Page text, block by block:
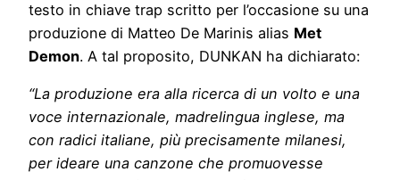
testo in chiave trap scritto per l’occasione su una
produzione di Matteo De Marinis alias Met
Demon. A tal proposito, DUNKAN ha dichiarato:
“La produzione era alla ricerca di un volto e una
voce internazionale, madrelingua inglese, ma
con radici italiane, più precisamente milanesi,
per ideare una canzone che promuovesse